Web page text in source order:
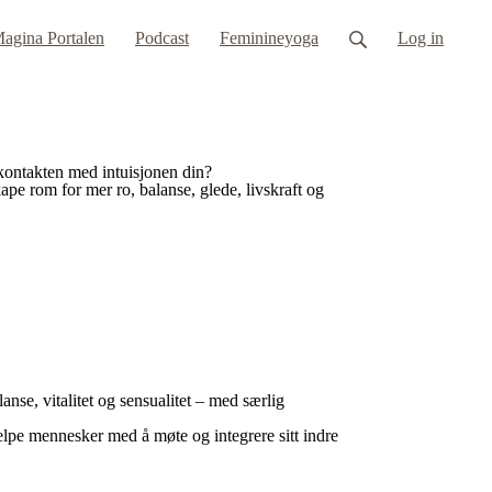
Portalen Podcast Feminineyoga Log in
med intuisjonen din?
rom for mer ro, balanse, glede, livskraft og
vitalitet og sensualitet – med særlig
mennesker med å møte og integrere sitt indre